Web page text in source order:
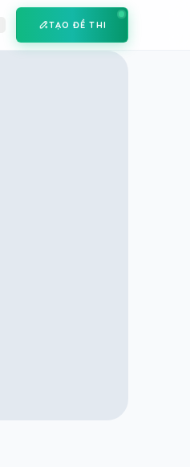
TẠO ĐỀ THI